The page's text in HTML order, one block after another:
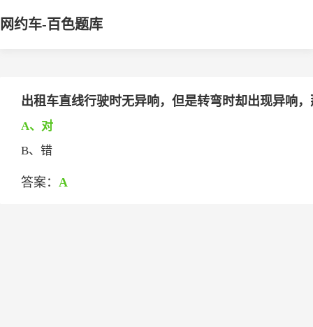
网约车-百色题库
出租车直线行驶时无异响，但是转弯时却出现异响
A、对
B、错
答案： A